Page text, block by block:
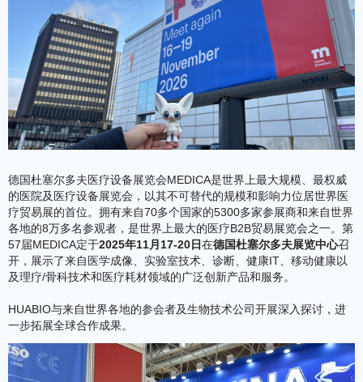
德国杜塞尔多夫医疗设备展览会MEDICA是世界上最大规模、最权威
的医院及医疗设备展览会，以其不可替代的规模和影响力位居世界医
疗贸易展的首位。拥有来自70多个国家的5300多家参展商和来自世界
各地的8万多名参观者，是世界上最大的医疗B2B贸易展览会之一。第
57届MEDICA定于2025年11月17-20日在德国杜塞尔多夫展览中心召
开，展示了来自医学成像、实验室技术、诊断、健康IT、移动健康以
及理疗/骨科技术和医疗耗材领域的广泛创新产品和服务。
HUABIO与来自世界各地的参会者及生物技术公司开展深入探讨，进
一步拓展全球合作成果。